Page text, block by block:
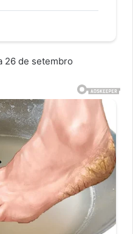
26 de setembro